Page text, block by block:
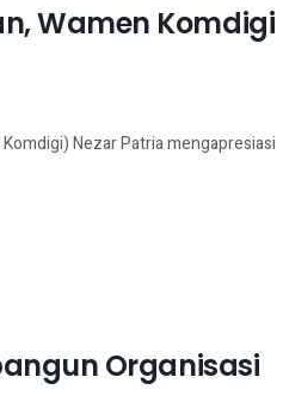
Wamen Komdigi
Nezar Patria mengapresiasi
Organisasi